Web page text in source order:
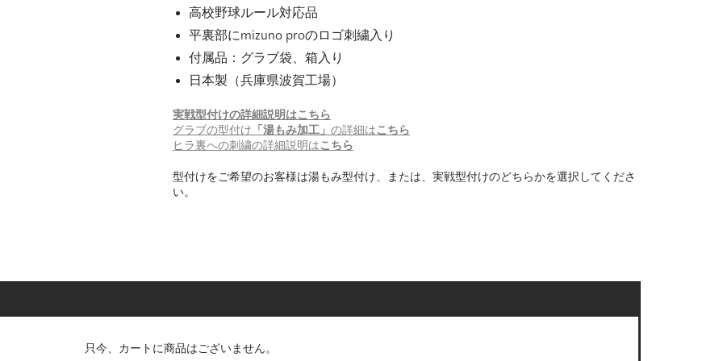
高校野球ルール対応品
平裏部にmizuno proのロゴ刺繍入り
付属品：グラブ袋、箱入り
日本製（兵庫県波賀工場）
実戦型付けの詳細説明はこちら
グラブの型付け 「湯もみ加工」 の詳細はこちら
ヒラ裏への刺繍の詳細説明はこちら
型付けをご希望のお客様は湯もみ型付け、または、実戦型付けのどちらかを選択してくださ
い。
只今、カートに商品はございません。